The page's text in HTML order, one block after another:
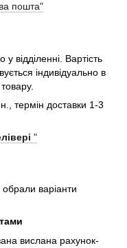
пошта"
відділенні. Вартість
індивідуально в
термін доставки 1-3
"
варіанти
вислана рахунок-